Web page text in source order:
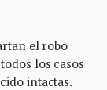
el robo
los casos
intactas.